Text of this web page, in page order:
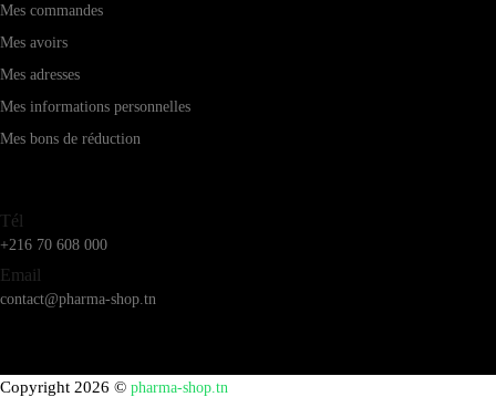
Mes commandes
Mes avoirs
Mes adresses
Mes informations personnelles
Mes bons de réduction
Tél
+216 70 608 000
Email
contact@pharma-shop.tn
Copyright 2026 © pharma-shop.tn